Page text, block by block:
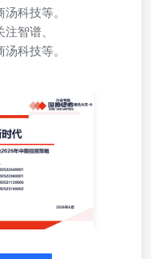
科技等。
智谱、
科技等。
略 国投证券研究计算机
证书编号：
分析师执业证书编号：
级分析师执业证书编号：
业分析师执业证书编号：
1.“五层蛋糕”：Token经济
：模型进化提升智能密度
代4.2大模型：AI Agent开
能走向空间智能 1.1 Token